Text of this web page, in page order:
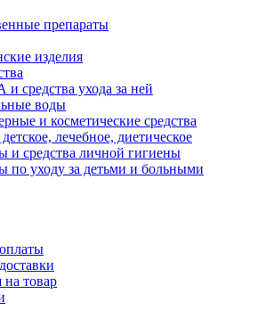
препараты
изделия
средства ухода за ней
воды
и косметические средства
лечебное, диетическое
и средства личной гигиены
по уходу за детьми и больными
на товар